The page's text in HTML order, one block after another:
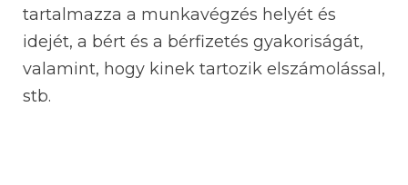
tartalmazza a munkavégzés helyét és
idejét, a bért és a bérfizetés gyakoriságát,
valamint, hogy kinek tartozik elszámolással,
stb.